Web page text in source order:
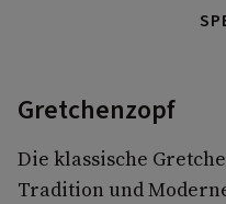
Gretchenzopf
Die klassische
Tradition und